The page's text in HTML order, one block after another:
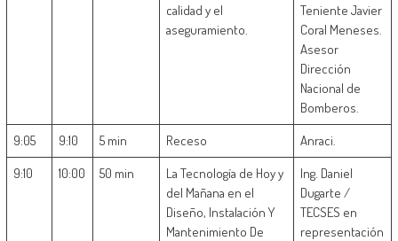
calidad y el
aseguramiento.
Teniente Javier
Coral Meneses.
Asesor
Dirección
Nacional de
Bomberos.
9:05
9:10 5 min Receso
Anraci.
9:10
10:00 50 min
La Tecnología de Hoy y
del Mañana en el
Diseño, Instalación Y
Mantenimiento De
Ing. Daniel
Dugarte /
TECSES en
representación